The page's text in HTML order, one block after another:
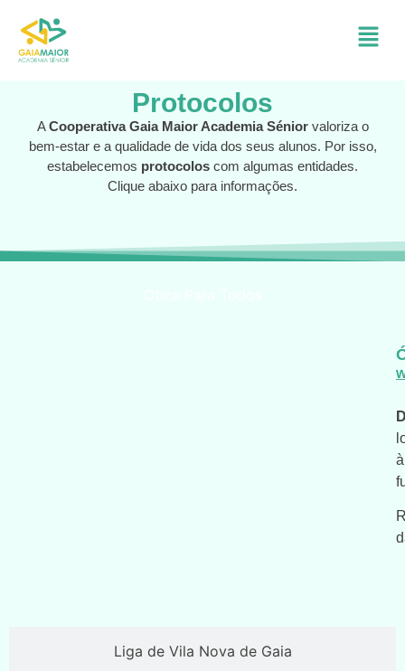
Protocolos
ACooperativa Gaia Maior Academia Séniorvaloriza o
bem-estar e a qualidade de vida dos seus alunos. Por isso,
estabelecemos protocolos com algumas entidades.
Clique abaixo para informações.
Liga de Vila Nova de Gaia